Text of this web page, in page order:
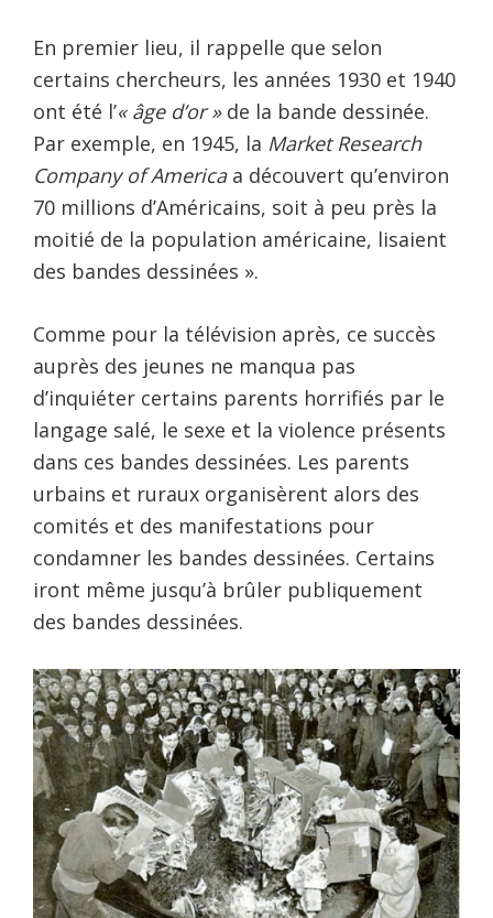
En premier lieu, il rappelle que selon
certains chercheurs, les années 1930 et 1940
ont été l’« âge d’or »de la bande dessinée.
Par exemple, en 1945, la Market Research
Company of Americaa découvert qu’environ
70 millions d’Américains, soit à peu près la
moitié de la population américaine, lisaient
des bandes dessinées ».
Comme pour la télévision après, ce succès
auprès des jeunes ne manqua pas
d’inquiéter certains parents horrifiés par le
langage salé, le sexe et la violence présents
dans ces bandes dessinées. Les parents
urbains et ruraux organisèrent alors des
comités et des manifestations pour
condamner les bandes dessinées. Certains
iront même jusqu’à brûler publiquement
des bandes dessinées.